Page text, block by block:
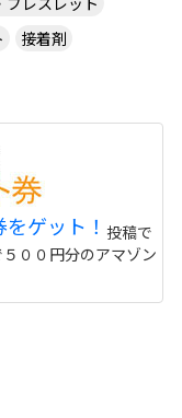
接着剤
ゲット！ 投稿で
００円分のアマゾン